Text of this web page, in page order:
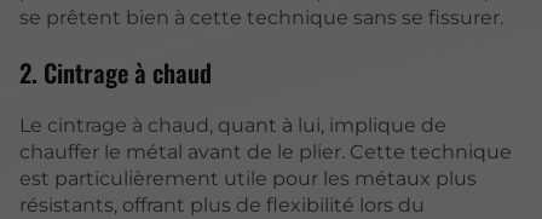
se prêtent bien à cette technique sans se fissurer.
2. Cintrage à chaud
Le cintrage à chaud, quant à lui, implique de
chauffer le métal avant de le plier. Cette technique
est particulièrement utile pour les métaux plus
résistants, offrant plus de flexibilité lors du